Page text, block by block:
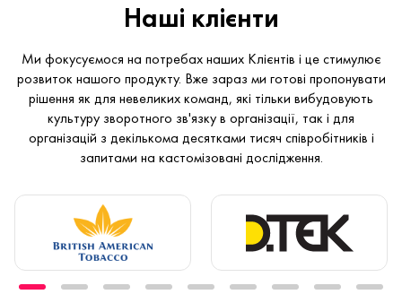
Наші клієнти
Ми фокусуємося на потребах наших Клієнтів і це стимулює
розвиток нашого продукту. Вже зараз ми готові пропонувати
рішення як для невеликих команд, які тільки вибудовують
культуру зворотного зв'язку в організації, так і для
організацій з декількома десятками тисяч співробітників і
запитами на кастомізовані дослідження.